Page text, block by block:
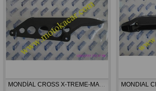
MONDİAL CROSS X-TREME-MAX ZİNCİR KAPAĞI ORJİNAL